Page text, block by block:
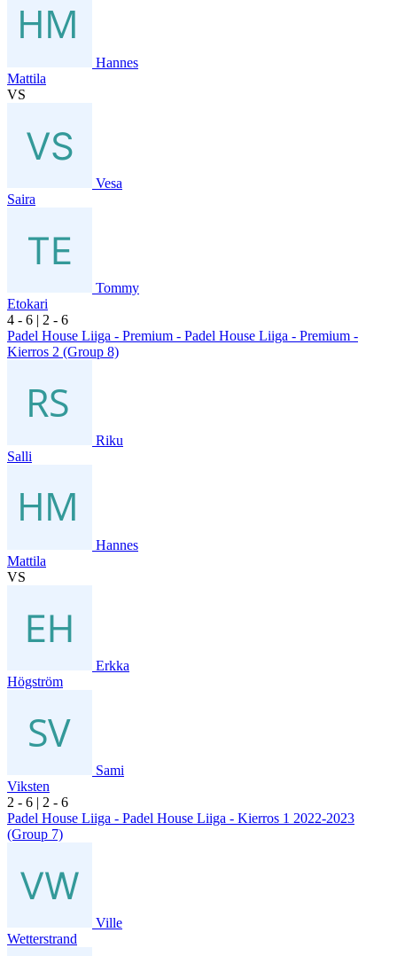
Hannes
Mattila
VS
Vesa
Saira
Tommy
Etokari
4 - 6 | 2 - 6
Padel House Liiga - Premium - Padel House Liiga - Premium -
Kierros 2 (Group 8)
Riku
Salli
Hannes
Mattila
VS
Erkka
Högström
Sami
Viksten
2 - 6 | 2 - 6
Padel House Liiga - Padel House Liiga - Kierros 1 2022-2023
(Group 7)
Ville
Wetterstrand